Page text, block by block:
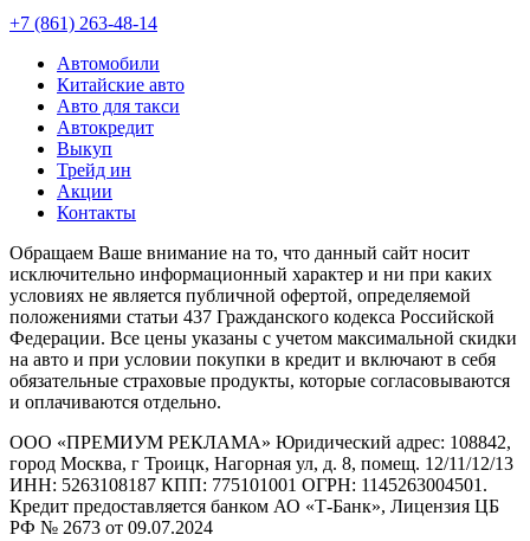
+7 (861) 263-48-14
Автомобили
Китайские авто
Авто для такси
Автокредит
Выкуп
Трейд ин
Акции
Контакты
Обращаем Ваше внимание на то, что данный сайт носит
исключительно информационный характер и ни при каких
условиях не является публичной офертой, определяемой
положениями статьи 437 Гражданского кодекса Российской
Федерации. Все цены указаны с учетом максимальной скидки
на авто и при условии покупки в кредит и включают в себя
обязательные страховые продукты, которые согласовываются
и оплачиваются отдельно.
ООО «ПРЕМИУМ РЕКЛАМА» Юридический адрес: 108842,
город Москва, г Троицк, Нагорная ул, д. 8, помещ. 12/11/12/13
ИНН: 5263108187 КПП: 775101001 ОГРН: 1145263004501.
Кредит предоставляется банком АО «Т-Банк», Лицензия ЦБ
РФ № 2673 от 09.07.2024